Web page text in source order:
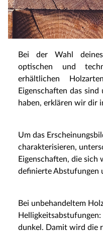
Bei der Wahl
optischen und
erhältlichen
Eigenschaften das
haben, erklären wir dir
Um das
charakterisieren,
Eigenschaften, die sich
definierte Abstufungen
Bei unbehandeltem
dunkel. Damit wird die